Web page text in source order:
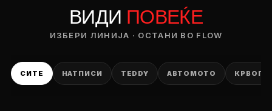
ВИДИ ПОВЕЌЕ
ИЗБЕРИ ЛИНИЈА · ОСТАНИ ВО FLOW
СИТЕ НАТПИСИ TEDDY АВТОМОТО